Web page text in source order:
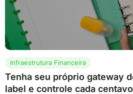
Infraestrutura Financeira
Tenha seu próprio gateway
label e controle cada centavo